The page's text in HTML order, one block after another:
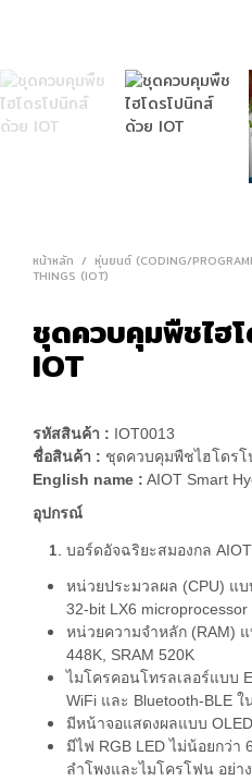
หน้าหลัก / หุ่นยนต์ (CODING/
THINGS (IOT)
ชุดควบคุมพืชไฮ
IOT
รหัสสินค้า : IOT0013
ชื่อสินค้า : ชุดควบคุมพืชไฮโดรโ
English name : AIOT Smart
อุปกรณ์
บอร์ดอัจฉริยะสมองกล AIOT
หน่วยประมวลผล (CPU) แบ
32-bit LX6
หน่วยความจำหลัก (RAM)
448K, SRAM 520K
ไมโครคอนโทรลเลอร์แบบ
WiFi และ Bluetooth-BLE ใ
มีหน้าจอแสดงผลแบบ
มีไฟ RGB LED ไม่น้อยกว่า
ลำโพงและไมโครโฟน อย่า